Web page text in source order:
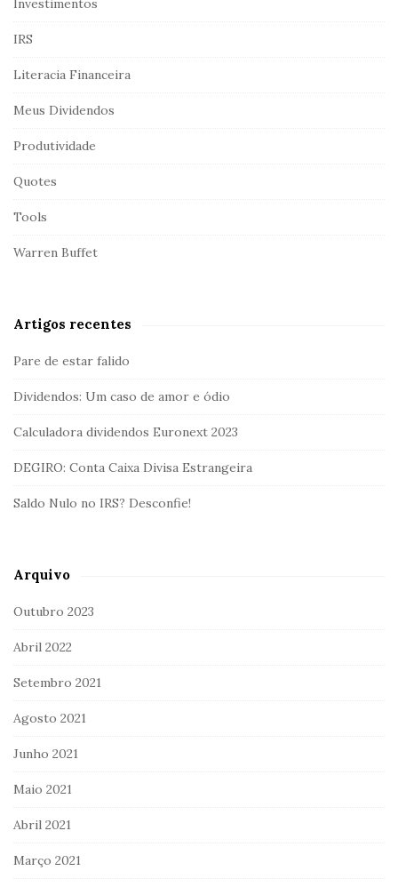
Investimentos
IRS
Literacia Financeira
Meus Dividendos
Produtividade
Quotes
Tools
Warren Buffet
Artigos recentes
Pare de estar falido
Dividendos: Um caso de amor e ódio
Calculadora dividendos Euronext 2023
DEGIRO: Conta Caixa Divisa Estrangeira
Saldo Nulo no IRS? Desconfie!
Arquivo
Outubro 2023
Abril 2022
Setembro 2021
Agosto 2021
Junho 2021
Maio 2021
Abril 2021
Março 2021